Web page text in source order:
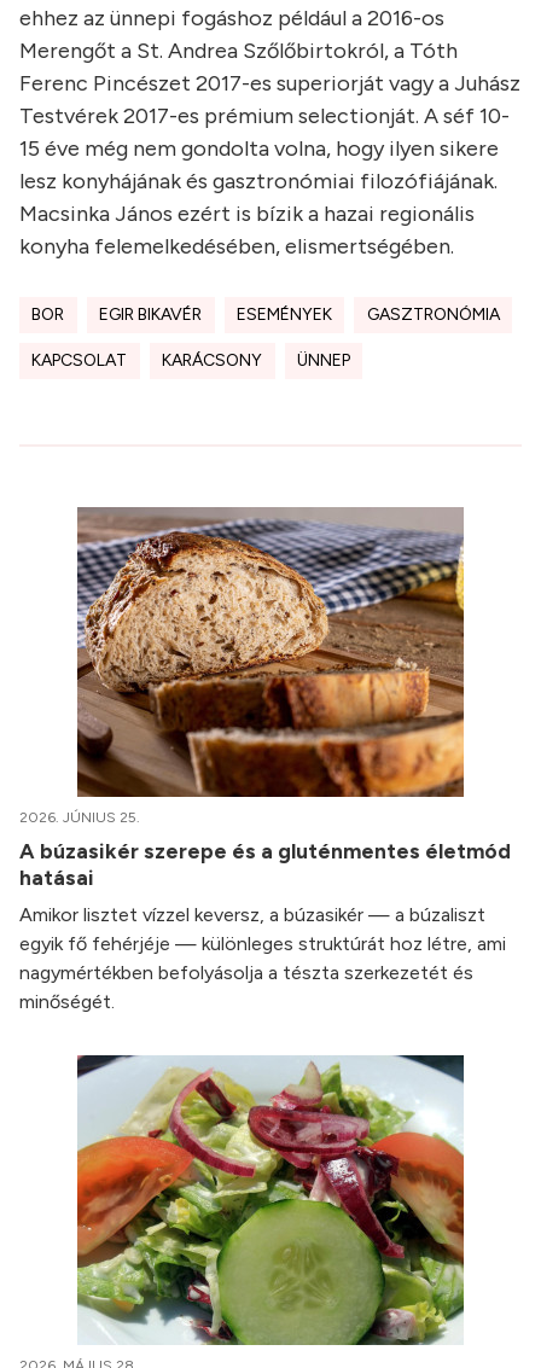
ehhez az ünnepi fogáshoz például a 2016-os
Merengőt a St. Andrea Szőlőbirtokról, a Tóth
Ferenc Pincészet 2017-es superiorját vagy a Juhász
Testvérek 2017-es prémium selectionját. A séf 10-
15 éve még nem gondolta volna, hogy ilyen sikere
lesz konyhájának és gasztronómiai filozófiájának.
Macsinka János ezért is bízik a hazai regionális
konyha felemelkedésében, elismertségében.
BOR EGIR BIKAVÉR ESEMÉNYEK GASZTRONÓMIA
KAPCSOLAT KARÁCSONY ÜNNEP
2026. JÚNIUS 25.
A búzasikér szerepe és a gluténmentes életmód
hatásai
Amikor lisztet vízzel keversz, a búzasikér — a búzaliszt
egyik fő fehérjéje — különleges struktúrát hoz létre, ami
nagymértékben befolyásolja a tészta szerkezetét és
minőségét.